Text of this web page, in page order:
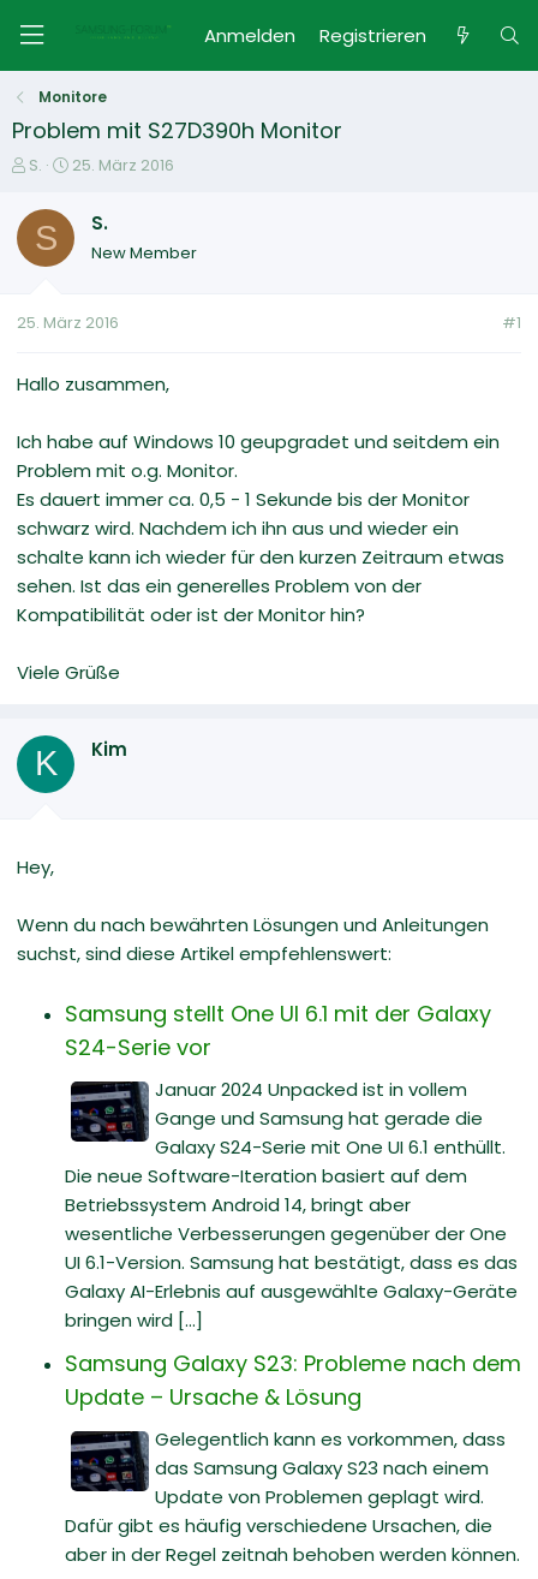
Anmelden Registrieren
Monitore
Problem mit S27D390h Monitor
E
s
e
e
S.
E
t
t
m
25. März 2016
S S.
New Member
25. März 2016 #1
Hallo zusammen,
Ich habe auf Windows 10 geupgradet und seitdem ein
Problem mit o.g. Monitor.
Es dauert immer ca. 0,5 - 1 Sekunde bis der Monitor
schwarz wird. Nachdem ich ihn aus und wieder ein
schalte kann ich wieder für den kurzen Zeitraum etwas
sehen. Ist das ein generelles Problem von der
Kompatibilität oder ist der Monitor hin?
Viele Grüße
K Kim
Hey,
Wenn du nach bewährten Lösungen und Anleitungen
suchst, sind diese Artikel empfehlenswert:
Samsung stellt One UI 6.1 mit der Galaxy
S24-Serie vor
Januar 2024 Unpacked ist in vollem
Gange und Samsung hat gerade die
Galaxy S24-Serie mit One UI 6.1 enthüllt.
Die neue Software-Iteration basiert auf dem
Betriebssystem Android 14, bringt aber
wesentliche Verbesserungen gegenüber der One
UI 6.1-Version. Samsung hat bestätigt, dass es das
Galaxy AI-Erlebnis auf ausgewählte Galaxy-Geräte
bringen wird [...]
Samsung Galaxy S23: Probleme nach dem
Update – Ursache & Lösung
Gelegentlich kann es vorkommen, dass
das Samsung Galaxy S23 nach einem
Update von Problemen geplagt wird.
Dafür gibt es häufig verschiedene Ursachen, die
aber in der Regel zeitnah behoben werden können.